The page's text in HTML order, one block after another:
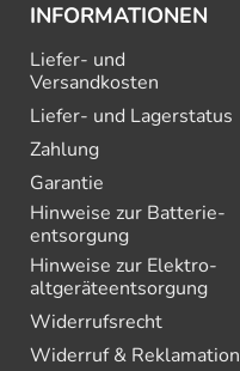
INFORMATIONEN
Liefer- und
Versandkosten
Liefer- und Lagerstatus
Zahlung
Garantie
Hinweise zur Batterie­
entsorgung
Hinweise zur Elektro­
altgeräte­entsorgung
Widerrufsrecht
Widerruf & Reklamation